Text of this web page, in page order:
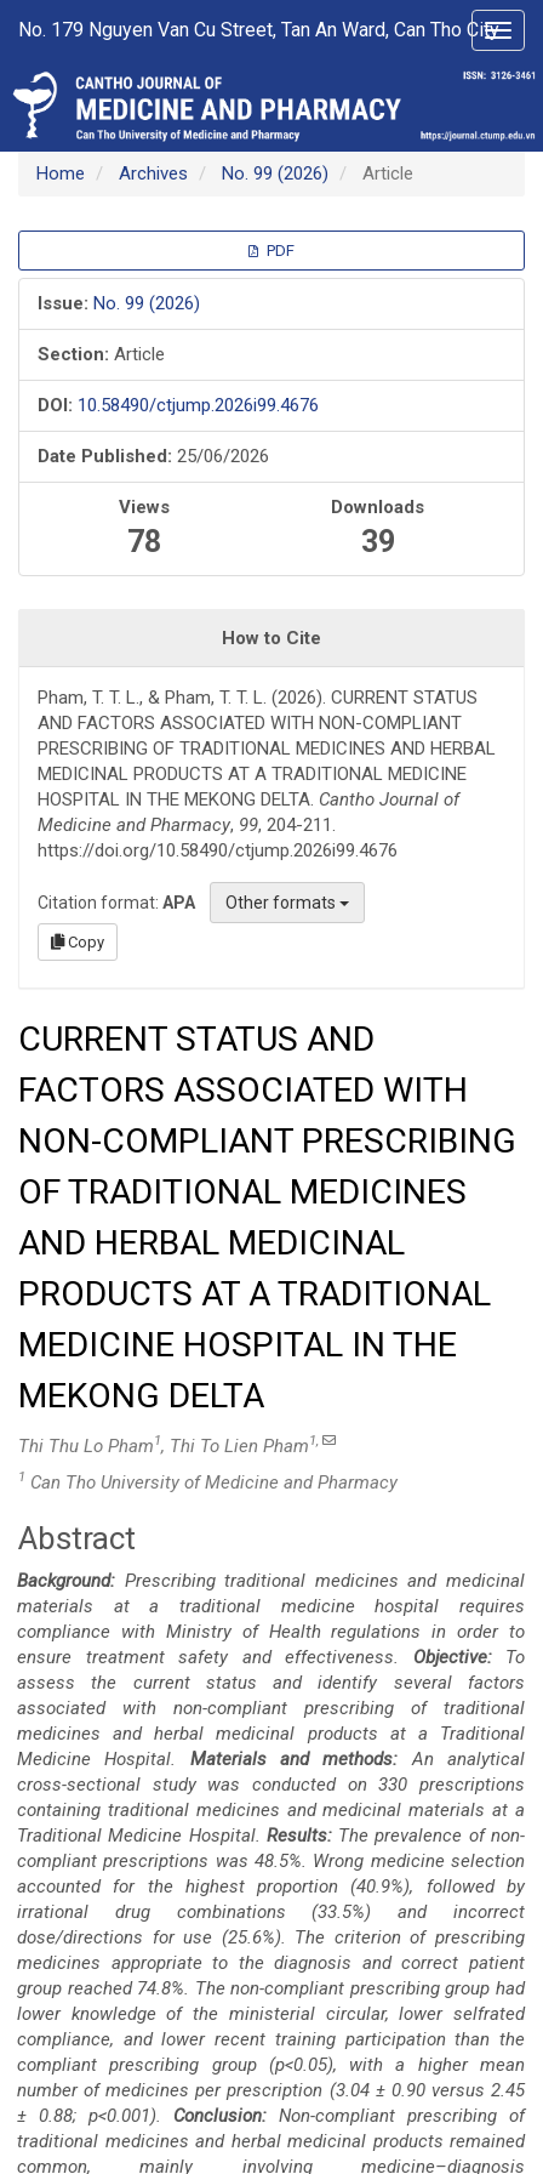
Navigation
Content
Sidebar
No. 179 Nguyen Van Cu Street, Tan An Ward, Can Tho City
Home Archives No. 99 (2026) Article
Sidebar
PDF
Issue: No. 99 (2026)
Section: Article
DOI: 10.58490/ctjump.2026i99.4676
Date Published: 25/06/2026
Views
78
Downloads
39
How to Cite
Pham, T. T. L., & Pham, T. T. L. (2026). CURRENT STATUS
AND FACTORS ASSOCIATED WITH NON-COMPLIANT
PRESCRIBING OF TRADITIONAL MEDICINES AND HERBAL
MEDICINAL PRODUCTS AT A TRADITIONAL MEDICINE
HOSPITAL IN THE MEKONG DELTA. Cantho Journal of
Medicine and Pharmacy, 99, 204-211.
https://doi.org/10.58490/ctjump.2026i99.4676
Citation format: APA Other formats
Copy
CURRENT STATUS AND
FACTORS ASSOCIATED WITH
NON-COMPLIANT PRESCRIBING
OF TRADITIONAL MEDICINES
AND HERBAL MEDICINAL
PRODUCTS AT A TRADITIONAL
MEDICINE HOSPITAL IN THE
MEKONG DELTA
Thi Thu Lo Pham1, Thi To Lien Pham1,
1 Can Tho University of Medicine and Pharmacy
Main
Article
Content
Abstract
Background: Prescribing traditional medicines and medicinal
materials at a traditional medicine hospital requires
compliance with Ministry of Health regulations in order to
ensure treatment safety and effectiveness. Objective:To
assess the current status and identify several factors
associated with non-compliant prescribing of traditional
medicines and herbal medicinal products at a Traditional
Medicine Hospital. Materials and methods: An analytical
cross-sectional study was conducted on 330 prescriptions
containing traditional medicines and medicinal materials at a
Traditional Medicine Hospital. Results:The prevalence of non-
compliant prescriptions was 48.5%. Wrong medicine selection
accounted for the highest proportion (40.9%), followed by
irrational drug combinations (33.5%) and incorrect
dose/directions for use (25.6%). The criterion of prescribing
medicines appropriate to the diagnosis and correct patient
group reached 74.8%. The non-compliant prescribing group had
lower knowledge of the ministerial circular, lower selfrated
compliance, and lower recent training participation than the
compliant prescribing group (p<0.05), with a higher mean
number of medicines per prescription (3.04 ± 0.90 versus 2.45
± 0.88; p<0.001). Conclusion: Non-compliant prescribing of
traditional medicines and herbal medicinal products remained
common, mainly involving medicine–diagnosis